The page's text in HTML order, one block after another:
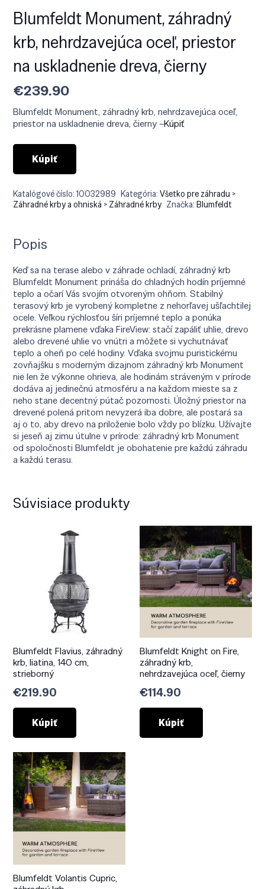
Blumfeldt Monument, záhradný
krb, nehrdzavejúca oceľ, priestor
na uskladnenie dreva, čierny
€239.90
Blumfeldt Monument, záhradný krb, nehrdzavejúca oceľ,
priestor na uskladnenie dreva, čierny –Kúpiť
Kúpiť
Katalógové číslo:10032989 Kategória:Všetko pre záhradu >
Záhradné krby a ohniská > Záhradné krby Značka:Blumfeldt
Popis
Keď sa na terase alebo v záhrade ochladí, záhradný krb
Blumfeldt Monument prináša do chladných hodín príjemné
teplo a očarí Vás svojím otvoreným ohňom. Stabilný
terasový krb je vyrobený kompletne z nehorľavej ušľachtilej
ocele. Veľkou rýchlosťou šíri príjemné teplo a ponúka
prekrásne plamene vďaka FireView: stačí zapáliť uhlie, drevo
alebo drevené uhlie vo vnútri a môžete si vychutnávať
teplo a oheň po celé hodiny. Vďaka svojmu puristickému
zovňajšku s moderným dizajnom záhradný krb Monument
nie len že výkonne ohrieva, ale hodinám stráveným v prírode
dodáva aj jedinečnú atmosféru a na každom mieste sa z
neho stane decentný pútač pozornosti. Úložný priestor na
drevené polená pritom nevyzerá iba dobre, ale postará sa
aj o to, aby drevo na priloženie bolo vždy po blízku. Užívajte
si jeseň aj zimu útulne v prírode: záhradný krb Monument
od spoločnosti Blumfeldt je obohatenie pre každú záhradu
a každú terasu.
Súvisiace produkty
Blumfeldt Flavius, záhradný
krb, liatina, 140 cm,
strieborný
€219.90
Kúpiť
Blumfeldt Knight on Fire,
záhradný krb,
nehrdzavejúca oceľ, čierny
€114.90
Kúpiť
Blumfeldt Volantis Cupric,